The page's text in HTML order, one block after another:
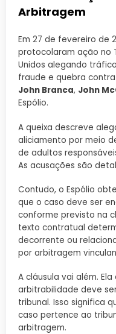
Arbitragem
Em 27 de fevereiro de
protocolaram ação no
Unidos alegando
fraude e quebra
John Branca, John
Espólio.
A queixa descreve
aliciamento por meio
de adultos
As acusações são
Contudo, o Espólio
que o caso deve ser
conforme previsto na
texto contratual
decorrente ou
por arbitragem
A cláusula vai além.
arbitrabilidade deve
tribunal. Isso significa
caso pertence ao
arbitragem.